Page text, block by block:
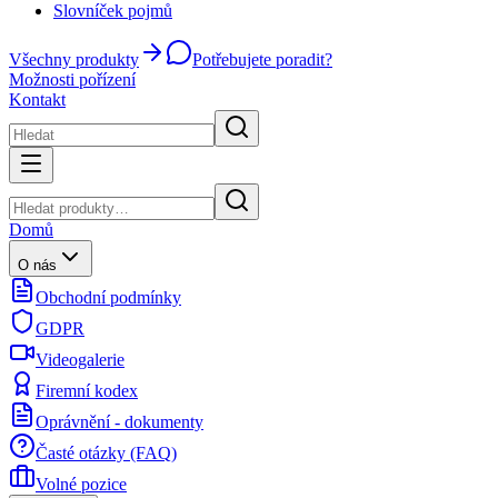
Slovníček pojmů
Všechny produkty
Potřebujete poradit?
Možnosti pořízení
Kontakt
Domů
O nás
Obchodní podmínky
GDPR
Videogalerie
Firemní kodex
Oprávnění - dokumenty
Časté otázky (FAQ)
Volné pozice